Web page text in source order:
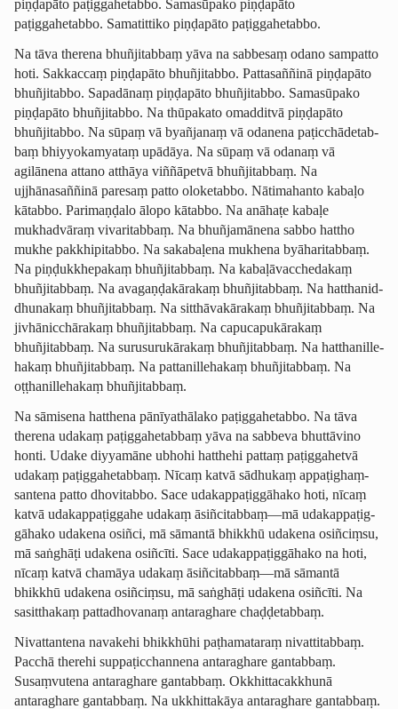
piṇḍapāto paṭiggahetabbo. Samasūpako piṇḍapāto
paṭiggahetabbo. Samatittiko piṇḍapāto paṭiggahetabbo.
Na tāva therena bhuñjitabbaṃ yāva na sabbesaṃ odano sampatto
hoti. Sakkaccaṃ piṇḍapāto bhuñjitabbo. Pattasaññinā piṇḍapāto
bhuñjitabbo. Sapadānaṃ piṇḍapāto bhuñjitabbo. Samasūpako
piṇḍapāto bhuñjitabbo. Na thūpakato omadditvā piṇḍapāto
bhuñjitabbo. Na sūpaṃ vā byañjanaṃ vā odanena paṭic­chā­detab­
baṃ bhiyyokamyataṃ upādāya. Na sūpaṃ vā odanaṃ vā
agilānena attano atthāya viññāpetvā bhuñjitabbaṃ. Na
ujjhānasaññinā paresaṃ patto oloketabbo. Nātimahanto kabaḷo
kātabbo. Parimaṇḍalo ālopo kātabbo. Na anāhaṭe kabaḷe
mukhadvāraṃ vivaritabbaṃ. Na bhuñjamānena sabbo hattho
mukhe pakkhipitabbo. Na sakabaḷena mukhena byāharitabbaṃ.
Na piṇḍukkhepakaṃ bhuñjitabbaṃ. Na kabaḷā­vac­cheda­kaṃ
bhuñjitabbaṃ. Na ava­gaṇḍa­kā­ra­kaṃ bhuñjitabbaṃ. Na hattha­nid­
dhunakaṃ bhuñjitabbaṃ. Na sitthā­vakāra­kaṃ bhuñjitabbaṃ. Na
jiv­hānic­chā­rakaṃ bhuñjitabbaṃ. Na capucapu­kārakaṃ
bhuñjitabbaṃ. Na surusu­ru­kārakaṃ bhuñjitabbaṃ. Na hattha­nille­
ha­kaṃ bhuñjitabbaṃ. Na patta­nille­ha­kaṃ bhuñjitabbaṃ. Na
oṭṭha­nille­ha­kaṃ bhuñjitabbaṃ.
Na sāmisena hatthena pānīyathālako paṭiggahetabbo. Na tāva
therena udakaṃ paṭig­ga­hetab­baṃ yāva na sabbeva bhuttāvino
honti. Udake diyyamāne ubhohi hatthehi pattaṃ paṭiggahetvā
udakaṃ paṭig­ga­hetab­baṃ. Nīcaṃ katvā sādhukaṃ appaṭi­ghaṃ­
san­tena patto dhovitabbo. Sace udakap­paṭig­gāhako hoti, nīcaṃ
katvā uda­kappa­ṭig­gahe udakaṃ āsiñcitabbaṃ—mā udakap­paṭig­
gāhako udakena osiñci, mā sāmantā bhikkhū udakena osiñciṃsu,
mā saṅghāṭi udakena osiñcīti. Sace udakap­paṭig­gāhako na hoti,
nīcaṃ katvā chamāya udakaṃ āsiñcitabbaṃ—mā sāmantā
bhikkhū udakena osiñciṃsu, mā saṅghāṭi udakena osiñcīti. Na
sasitthakaṃ pattadhovanaṃ antaraghare chaḍḍetabbaṃ.
Nivattantena navakehi bhikkhūhi paṭhamataraṃ nivattitabbaṃ.
Pacchā therehi ­suppaṭic­chan­nena antaraghare gantabbaṃ.
Susaṃvutena antaraghare gantabbaṃ. Okkhitta­cak­khunā
antaraghare gantabbaṃ. Na ukkhittakāya antaraghare gantabbaṃ.